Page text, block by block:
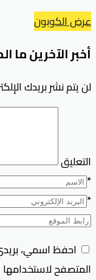
عرض الكوبون
أخبر الآخرين ما
لن يتم نشر بريدك
التعليق
*
*
احفظ اسمي،
المتصفح